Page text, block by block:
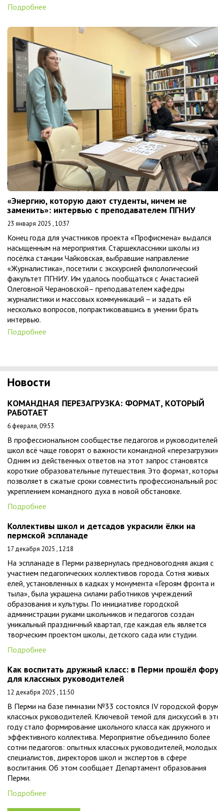
Подробнее
«Энергию, которую дают студенты, ничем не
заменить»: интервью с преподавателем ПГНИУ
23 января 2025 , 10:37
Конец года для участников проекта «Профисмена» выдался
насыщенным на мероприятия. Старшеклассники школы из
посёлка станции Чайковская, выбравшие направление
«Журналистика», посетили с экскурсией филологический
факультет ПГНИУ. Им удалось пообщаться с Анастасией
Олеговной Черановской– преподавателем кафедры
журналистики и массовых коммуникаций – и задать ей
несколько вопросов, попрактиковавшись в умении брать
интервью.
Подробнее
Новости
КОМАНДНАЯ ПЕРЕЗАГРУЗКА: ФОРМАТ, КОТОРЫЙ
РАБОТАЕТ
6 февраля, 09:53
В профессиональном сообществе педагогов и руководителей
школ всё чаще говорят о важности командной
Одним из действенных ответов на этот запрос становятся
короткие образовательные путешествия. Это формат,
позволяет в сжатые сроки совместить профессиональный
укреплением командного духа в новой обстановке.
Подробнее
Коллективы школ и детсадов украсили ёлки на
пермской эспланаде
17 декабря 2025 , 12:18
На эспланаде в Перми развернулась предновогодняя акция с
участием педагогических коллективов города. Сотня живых
елей, установленных в кадках у монумента «Героям фронта и
тыла», была украшена силами работников учреждений
образования и культуры. По инициативе городской
администрации руками школьников и педагогов создан
уникальный праздничный квартал, где каждая ель является
творческим проектом школы, детского сада или студии.
Подробнее
Как воспитать дружный класс: в Перми прошёл
для классных руководителей
12 декабря 2025 , 11:50
В Перми на базе гимназии №33 состоялся IV городской
классных руководителей. Ключевой темой для дискуссий в
году стало формирование школьного класса как дружного и
эффективного коллектива. Мероприятие объединило более
сотни педагогов: опытных классных руководителей, молодых
специалистов, директоров школ и экспертов в сфере
воспитания. Об этом сообщает Департамент образования
Перми.
Подробнее